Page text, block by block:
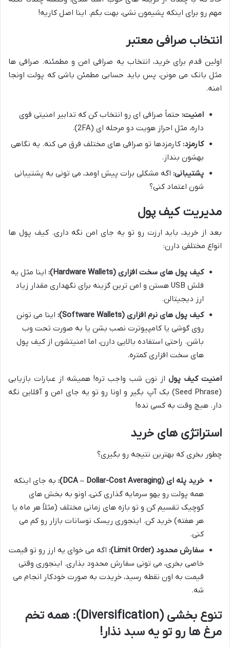
مهم رو برای اینکه پشیمون نشی، بهت بگم. اینا اصل کاریه!
انتخاب صرافی معتبر
اولین قدم برای خرید، انتخاب یه صرافی امن و مطمئنه. صرافی ها
مثل بانک می مونن، پس باید حسابی مطمئن باشی که پولت اونجا
امنه.
امنیت: حتماً صرافی ای رو انتخاب کن که تدابیر امنیتی قوی
داره، مثل احراز هویت دو مرحله ای (2FA).
کارمزد: کارمزدها تو صرافی های مختلف فرق می کنه. یه نگاهی
بهشون بنداز.
پشتیبانی: اگه مشکلی برات پیش اومد، می تونی به پشتیبانی
شون اعتماد کنی؟
مدیریت کیف پول
بعد از خرید، باید ارزت رو تو یه جای امن نگه داری. کیف پول ها
انواع مختلفی دارن:
کیف پول های سخت افزاری (Hardware Wallets):
اینا مثل یه
فلش USB هستن و امن ترین گزینه برای نگهداری مقدار زیاد
ارز دیجیتالن.
کیف پول های نرم افزاری (Software Wallets):
اینا می تونن
روی گوشی یا کامپیوترت نصب بشن یا به صورت تحت وب
باشن. راحتی استفاده بالایی دارن، اما امنیتشون از کیف پول
های سخت افزاری کمتره.
امنیت کیف پول از نون شب واجب تره! همیشه از عبارات بازیابی
(Seed Phrase) بک آپ بگیر و اونا رو تو یه جای امن و آفلاین نگه
دار. هیچ وقت به کسی نده!
استراتژی های خرید
چطور بخری که بهترین نتیجه رو بگیری؟
خرید پله ای (DCA – Dollar-Cost Averaging):
به جای اینکه
همه پولت رو یهو سرمایه گذاری کنی، اونو به بخش های
کوچیک تقسیم کن و تو بازه های زمانی مختلف (مثلاً هر ماه یا
هر هفته) خرید کن. اینجوری ریسک نوسانات بازار رو کم می
کنی.
سفارش محدود (Limit Order):
اگه می خوای یه ارز رو تو قیمت
خاصی بخری، می تونی سفارش محدود بذاری. اینجوری وقتی
قیمت به اون نقطه رسید، خریدت به صورت خودکار انجام می
شه.
تنوع بخشی (Diversification): همه تخم
مرغ ها رو تو یه سبد نذار!